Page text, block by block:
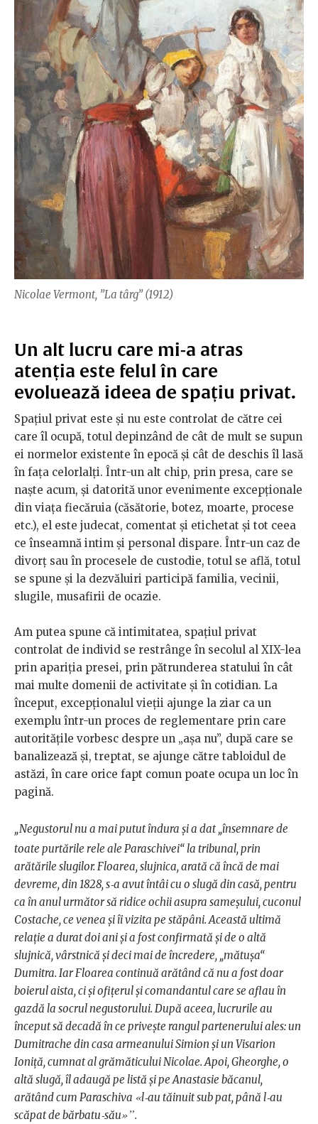
Nicolae Vermont, ”La târg” (1912)
Un alt lucru care mi-a atras
atenția este felul în care
evoluează ideea de spațiu privat.
Spațiul privat este și nu este controlat de către cei
care îl ocupă, totul depinzând de cât de mult se supun
ei normelor existente în epocă și cât de deschis îl lasă
în fața celorlalți. Într-un alt chip, prin presa, care se
naște acum, și datorită unor evenimente excepționale
din viața fiecăruia (căsătorie, botez, moarte, procese
etc.), el este judecat, comentat și etichetat și tot ceea
ce înseamnă intim și personal dispare. Într-un caz de
divorț sau în procesele de custodie, totul se află, totul
se spune și la dezvăluiri participă familia, vecinii,
slugile, musafirii de ocazie.
Am putea spune că intimitatea, spațiul privat
controlat de individ se restrânge în secolul al XIX-lea
prin apariția presei, prin pătrunderea statului în cât
mai multe domenii de activitate și în cotidian. La
început, excepționalul vieții ajunge la ziar ca un
exemplu într-un proces de reglementare prin care
autoritățile vorbesc despre un „așa nu”, după care se
banalizează și, treptat, se ajunge către tabloidul de
astăzi, în care orice fapt comun poate ocupa un loc în
pagină.
„Negustorul nu a mai putut îndura şi a dat „însemnare de
toate purtările rele ale Paraschivei“ la tribunal, prin
arătările slugilor. Floarea, slujnica, arată că încă de mai
devreme, din 1828, s‑a avut întâi cu o slugă din casă, pentru
ca în anul următor să ridice ochii asupra sameşului, cuconul
Costache, ce venea şi îi vizita pe stăpâni. Această ultimă
relaţie a durat doi ani şi a fost confirmată şi de o altă
slujnică, vârstnică şi deci mai de încredere, „mătuşa“
Dumitra. Iar Floarea continuă arătând că nu a fost doar
boierul aista, ci şi ofiţerul şi comandantul care se aflau în
gazdă la socrul negustorului. După aceea, lucrurile au
început să decadă în ce priveşte rangul partenerului ales: un
Dumitrache din casa armeanului Simion şi un Visarion
Ioniţă, cumnat al grămăticului Nicolae. Apoi, Gheorghe, o
altă slugă, îl adaugă pe listă şi pe Anastasie băcanul,
arătând cum Paraschiva «l‑au tăinuit sub pat, până l‑au
scăpat de bărbatu‑său»”.